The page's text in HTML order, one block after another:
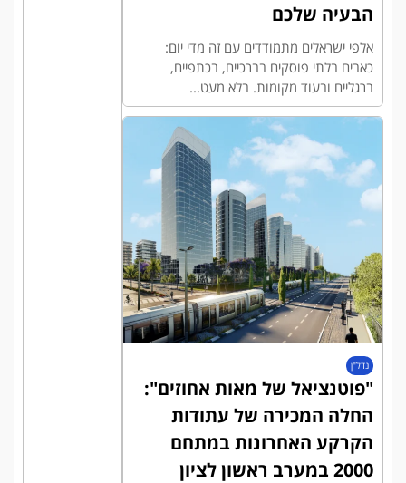
הבעיה שלכם
אלפי ישראלים מתמודדים עם זה מדי יום:
כאבים בלתי פוסקים בברכיים, בכתפיים,
ברגליים ובעוד מקומות. בלא מעט...
נדל"ן
"פוטנציאל של מאות אחוזים":
החלה המכירה של עתודות
הקרקע האחרונות במתחם
2000 במערב ראשון לציון